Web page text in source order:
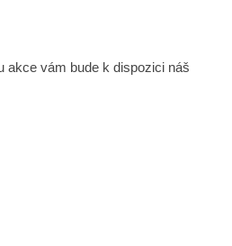
akce vám bude k dispozici náš